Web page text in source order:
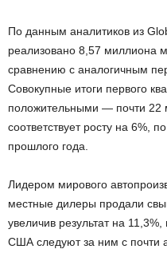
По данным аналитиков из
реализовано 8,57 миллиона
сравнению с аналогичным
Совокупные итоги первого
положительными — почти 22
соответствует росту на 6%,
прошлого года.
Лидером мирового
местные дилеры продали
увеличив результат на
США следуют за ним с почти